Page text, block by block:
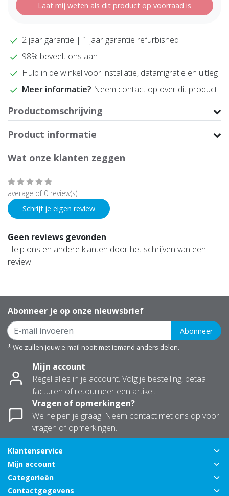
Laat mij weten als dit product op voorraad is
2 jaar garantie | 1 jaar garantie refurbished
98% beveelt ons aan
Hulp in de winkel voor installatie, datamigratie en uitleg
Meer informatie? Neem contact op over dit product
Productomschrijving
Product informatie
Wat onze klanten zeggen
average of 0 review(s)
Schrijf je eigen review
Geen reviews gevonden
Help ons en andere klanten door het schrijven van een
review
Abonneer je op onze nieuwsbrief
Abonneer
* We zullen jouw e-mail nooit met iemand anders delen.
Mijn account
Regel alles in je account. Volg je bestelling, betaal
facturen of retourneer een artikel.
Vragen of opmerkingen?
We helpen je graag. Neem contact met ons op voor
vragen of opmerkingen.
Klantenservice
Mijn account
Categorieën
Contactgegevens